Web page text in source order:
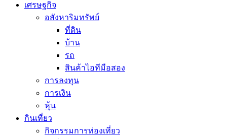
เศรษฐกิจ
อสังหาริมทรัพย์
ที่ดิน
บ้าน
รถ
สินค้าไอทีมือสอง
การลงทุน
การเงิน
หุ้น
กินเที่ยว
กิจกรรมการท่องเที่ยว